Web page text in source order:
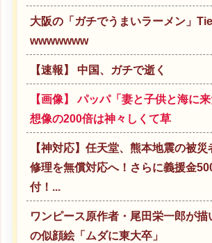
大阪の「ガチでうまいラーメン」
wwwwwww
【速報】 中国、ガチで逝く
【画像】 パッパ「妻と子供と海に
想像の200倍は神々しくて草
【神対応】任天堂、熊本地震の被
修理を無償対応へ！さらに義援金
付！...
ワンピース原作者・尾田栄一郎が描
の似顔絵「ムダに東大卒」